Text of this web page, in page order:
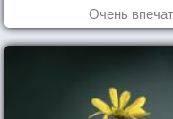
Очень